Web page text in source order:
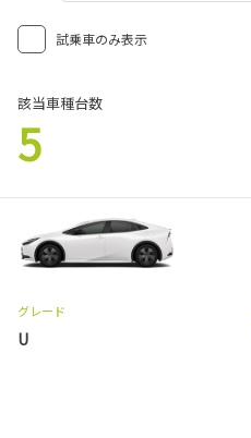
試乗車のみ表示
該当車種台数
5
グレード
U